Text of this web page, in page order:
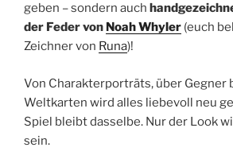
geben – sondern auch
der Feder von Noah Whyler (euch
Zeichner von Runa)!
Von Charakterporträts, über Gegner
Weltkarten wird alles liebevoll neu
Spiel bleibt dasselbe. Nur der Look
sein.